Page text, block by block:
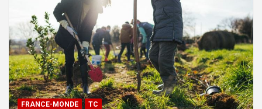
FRANCE-MONDE TC